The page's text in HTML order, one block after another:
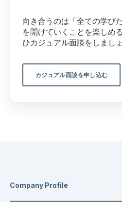
向き合うのは「全ての学び
を開けていくことを楽しめ
ひカジュアル面談をしましょ
カジュアル面談を申し込む
Company Profile